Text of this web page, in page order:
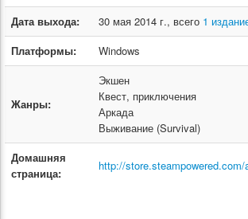
Дата выхода:
30 мая 2014 г., всего 1
Платформы:
Windows
Жанры:
Экшен
Квест, приключения
Аркада
Выживание (Survival)
Домашняя
страница:
http://store.steampowered.com/